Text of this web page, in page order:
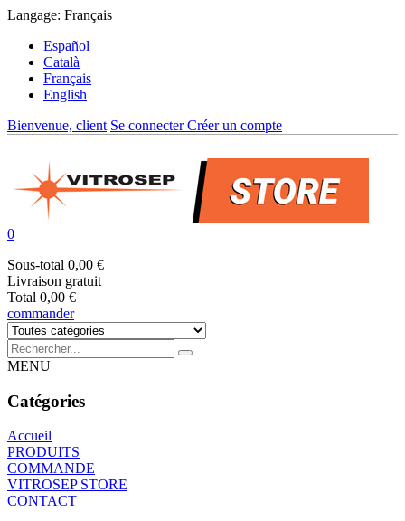
Langage: Français
Español
Català
Français
English
Bienvenue, client Se connecterCréer un compte
0
Sous-total 0,00 €
Livraison gratuit
Total 0,00 €
commander
MENU
Catégories
Accueil
PRODUITS
COMMANDE
VITROSEP STORE
CONTACT